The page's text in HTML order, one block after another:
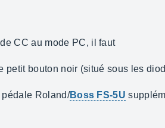
CC au mode PC, il faut
petit bouton noir (situé sous les
Roland/Boss FS-5U